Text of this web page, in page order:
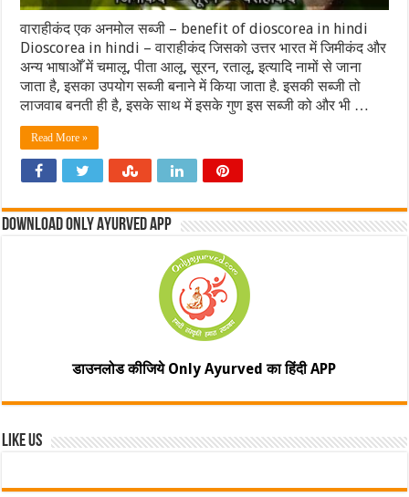
वाराहीकंद एक अनमोल सब्जी – benefit of dioscorea in hindi
Dioscorea in hindi – वाराहीकंद जिसको उत्तर भारत में जिमीकंद और
अन्य भाषाओँ में चमालू, पीता आलू, सूरन, रतालू, इत्यादि नामों से जाना
जाता है, इसका उपयोग सब्जी बनाने में किया जाता है. इसकी सब्जी तो
लाजवाब बनती ही है, इसके साथ में इसके गुण इस सब्जी को और भी …
Read More »
Download Only Ayurved App
डाउनलोड कीजिये Only Ayurved का हिंदी APP
Like Us